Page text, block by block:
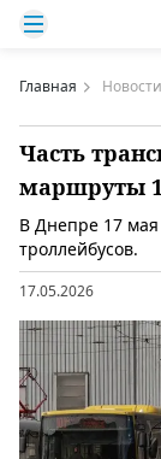
Главная
Часть
маршруты
В Днепре 17
троллейбусов.
17.05.2026